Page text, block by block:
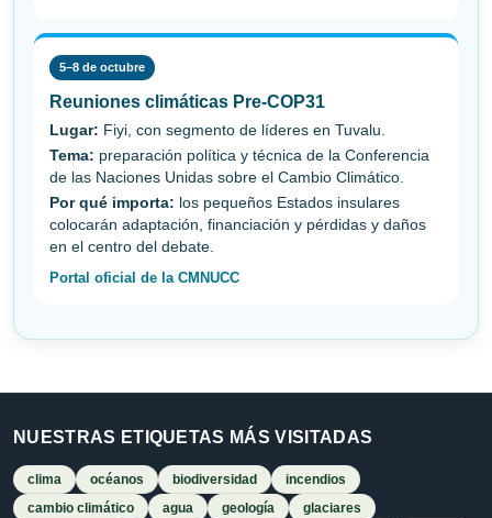
5–8 de octubre
Reuniones climáticas Pre-COP31
Lugar: Fiyi, con segmento de líderes en Tuvalu.
Tema: preparación política y técnica de la Conferencia
de las Naciones Unidas sobre el Cambio Climático.
Por qué importa: los pequeños Estados insulares
colocarán adaptación, financiación y pérdidas y daños
en el centro del debate.
Portal oficial de la CMNUCC
NUESTRAS ETIQUETAS MÁS VISITADAS
clima océanos biodiversidad
incendios
cambio climático
agua geología
glaciares